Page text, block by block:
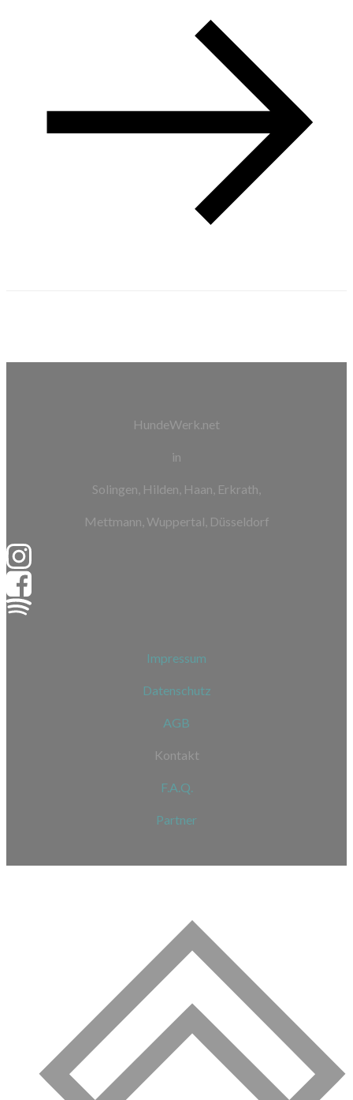
HundeWerk.net
in
Solingen, Hilden, Haan, Erkrath,
Mettmann, Wuppertal, Düsseldorf
Impressum
Datenschutz
AGB
Kontakt
F.A.Q.
Partner